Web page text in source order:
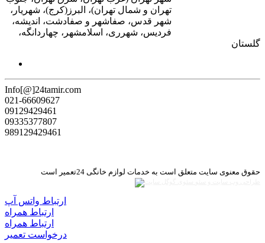
تهران و شمال تهران)، البرز(کرج)، شهریار،
شهر قدس، صفاشهر و صفادشت، اندیشه،
فردیس، شهرری، اسلامشهر، چهاردانگه،
گلستان
Info[@]24tamir.com
021-66609627
09129429461
09335377807
989129429461
حقوق معنوی سایت متعلق است به خدمات لوازم خانگی 24تعمیر است
ارتباط واتس آپ
ارتباط همراه
ارتباط همراه
درخواست تعمیر